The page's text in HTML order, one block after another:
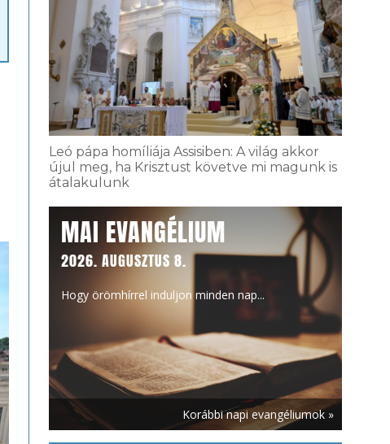
Leó pápa homíliája Assisiben: A világ akkor
újul meg, ha Krisztust követve mi magunk is
átalakulunk
MAI EVANGÉLIUM
2026. AUGUSZTUS 8.
Hogy örömhírrel induljon minden nap...
Korábbi napi evangéliumok »